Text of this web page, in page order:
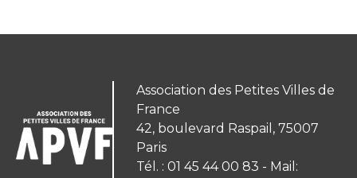
Association des Petites Villes de
France
42, boulevard Raspail, 75007
Paris
Tél. : 01 45 44 00 83 - Mail: